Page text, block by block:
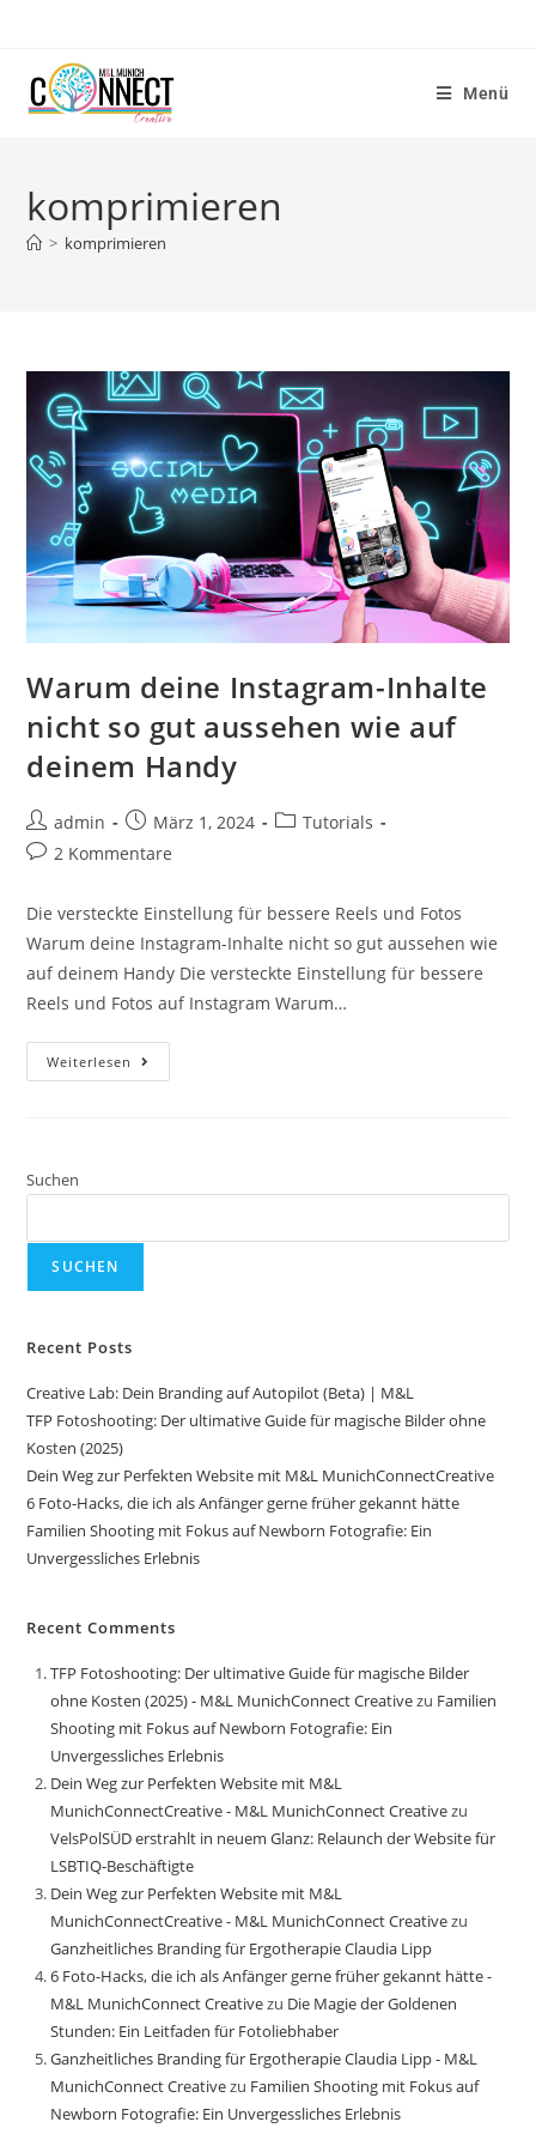
Menü
komprimieren
> komprimieren
Warum deine Instagram-Inhalte
nicht so gut aussehen wie auf
deinem Handy
admin März 1, 2024
Tutorials
2 Kommentare
Die versteckte Einstellung für bessere Reels und Fotos
Warum deine Instagram-Inhalte nicht so gut aussehen wie
auf deinem Handy Die versteckte Einstellung für bessere
Reels und Fotos auf Instagram Warum…
Weiterlesen
Suchen
SUCHEN
Recent Posts
Creative Lab: Dein Branding auf Autopilot (Beta) | M&L
TFP Fotoshooting: Der ultimative Guide für magische Bilder ohne
Kosten (2025)
Dein Weg zur Perfekten Website mit M&L MunichConnectCreative
6 Foto-Hacks, die ich als Anfänger gerne früher gekannt hätte
Familien Shooting mit Fokus auf Newborn Fotografie: Ein
Unvergessliches Erlebnis
Recent Comments
TFP Fotoshooting: Der ultimative Guide für magische Bilder
ohne Kosten (2025) - M&L MunichConnect Creativezu Familien
Shooting mit Fokus auf Newborn Fotografie: Ein
Unvergessliches Erlebnis
Dein Weg zur Perfekten Website mit M&L
MunichConnectCreative - M&L MunichConnect Creativezu
VelsPolSÜD erstrahlt in neuem Glanz: Relaunch der Website für
LSBTIQ-Beschäftigte
Dein Weg zur Perfekten Website mit M&L
MunichConnectCreative - M&L MunichConnect Creativezu
Ganzheitliches Branding für Ergotherapie Claudia Lipp
6 Foto-Hacks, die ich als Anfänger gerne früher gekannt hätte -
M&L MunichConnect Creativezu Die Magie der Goldenen
Stunden: Ein Leitfaden für Fotoliebhaber
Ganzheitliches Branding für Ergotherapie Claudia Lipp - M&L
MunichConnect Creativezu Familien Shooting mit Fokus auf
Newborn Fotografie: Ein Unvergessliches Erlebnis